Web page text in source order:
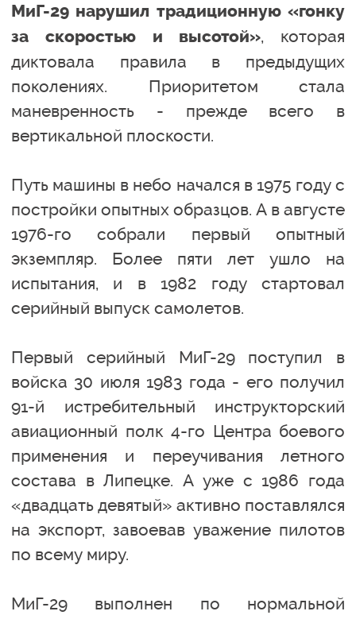
МиГ-29 нарушил традиционную «гонку
за скоростью и высотой», которая
диктовала правила в предыдущих
поколениях. Приоритетом стала
маневренность - прежде всего в
вертикальной плоскости.
Путь машины в небо начался в 1975 году с
постройки опытных образцов. А в августе
1976-го собрали первый опытный
экземпляр. Более пяти лет ушло на
испытания, и в 1982 году стартовал
серийный выпуск самолетов.
Первый серийный МиГ-29 поступил в
войска 30 июля 1983 года - его получил
91-й истребительный инструкторский
авиационный полк 4-го Центра боевого
применения и переучивания летного
состава в Липецке. А уже с 1986 года
«двадцать девятый» активно поставлялся
на экспорт, завоевав уважение пилотов
по всему миру.
МиГ-29 выполнен по нормальной